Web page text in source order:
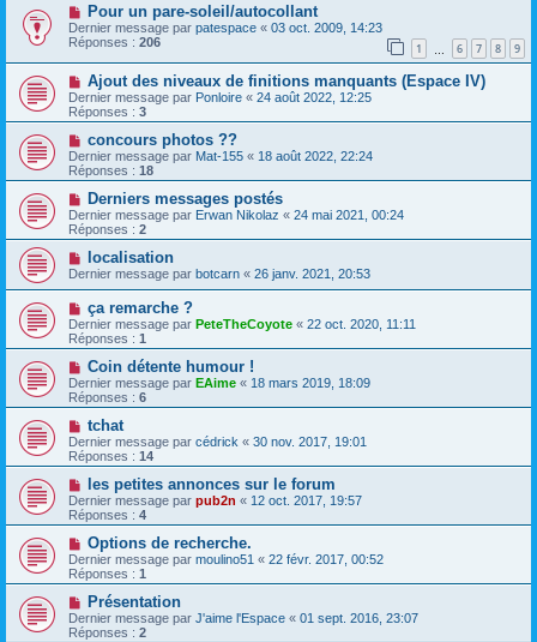
Pour un pare-soleil/autocollant
Dernier message par patespace « 03 oct. 2009, 14:23
Réponses : 206 1 6 7 8 9
Ajout des niveaux de finitions manquants (Espace IV)
Dernier message par Ponloire « 24 août 2022, 12:25
Réponses : 3
concours photos ??
Dernier message par Mat-155 « 18 août 2022, 22:24
Réponses : 18
Derniers messages postés
Dernier message par Erwan Nikolaz « 24 mai 2021, 00:24
Réponses : 2
localisation
Dernier message par botcarn « 26 janv. 2021, 20:53
ça remarche ?
Dernier message par PeteTheCoyote « 22 oct. 2020, 11:11
Réponses : 1
Coin détente humour !
Dernier message par EAime « 18 mars 2019, 18:09
Réponses : 6
tchat
Dernier message par cédrick « 30 nov. 2017, 19:01
Réponses : 14
les petites annonces sur le forum
Dernier message par pub2n « 12 oct. 2017, 19:57
Réponses : 4
Options de recherche.
Dernier message par moulino51 « 22 févr. 2017, 00:52
Réponses : 1
Présentation
Dernier message par J'aime l'Espace « 01 sept. 2016, 23:07
Réponses : 2